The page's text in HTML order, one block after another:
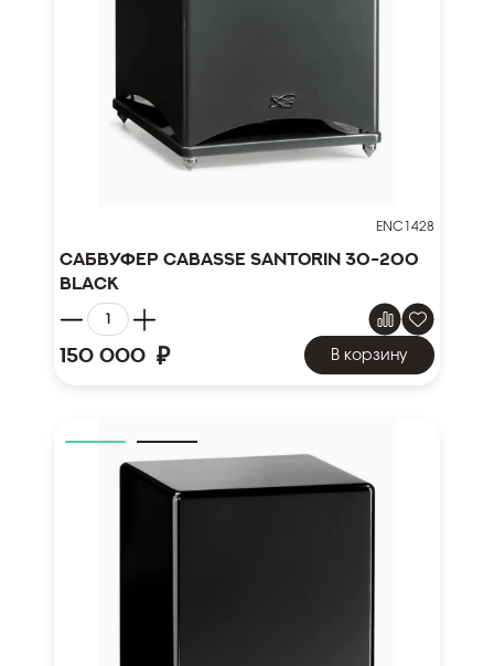
ENC1428
Сабвуфер Cabasse Santorin 30-200
black
150 000 ₽ В корзину